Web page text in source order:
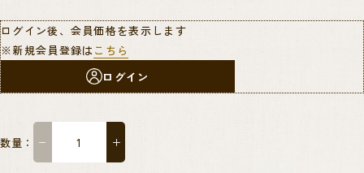
ログイン後、会員価格を表示します
※新規会員登録は こちら
ログイン
数量： − ＋